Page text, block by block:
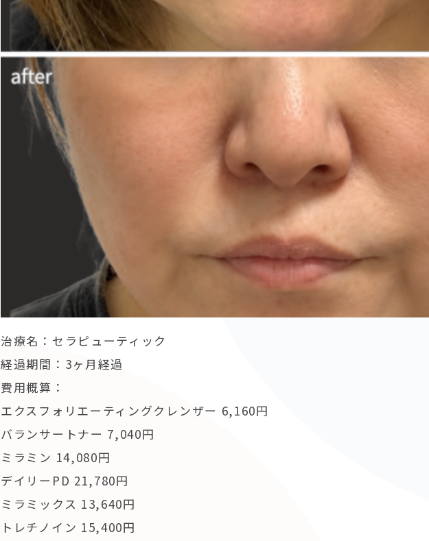
治療名：セラピューティック
経過期間：3ヶ月経過
費用概算：
エクスフォリエーティングクレンザー 6,160円
バランサートナー 7,040円
ミラミン 14,080円
デイリーPD 21,780円
ミラミックス 13,640円
トレチノイン 15,400円